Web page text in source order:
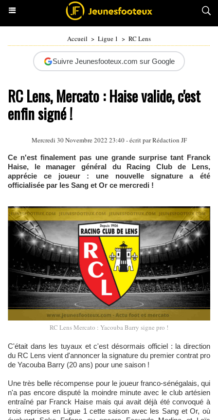
Accueil > Ligue 1 > RC Lens
Suivre Jeunesfooteux.com sur Google
RC Lens, Mercato : Haise valide, c'est
enfin signé !
Mercredi 30 Novembre 2022 23:40 - écrit par Rédaction JF
Ce n'est finalement pas une grande surprise tant Franck
Haise, le manager général du Racing Club de Lens,
apprécie ce joueur : une nouvelle signature a été
officialisée par les Sang et Or ce mercredi !
RC Lens Mercato : Yacouba Barry signe pro !
C'était dans les tuyaux et c'est désormais officiel : la direction
du RC Lens vient d'annoncer la signature du premier contrat pro
de Yacouba Barry (20 ans) pour une saison !
Une très belle récompense pour le joueur franco-sénégalais, qui
n'a pas encore disputé la moindre minute avec le club artésien
entraîné par Franck Haise mais qui avait déjà été convoqué à
trois reprises en Ligue 1 cette saison avec les Sang et Or, où